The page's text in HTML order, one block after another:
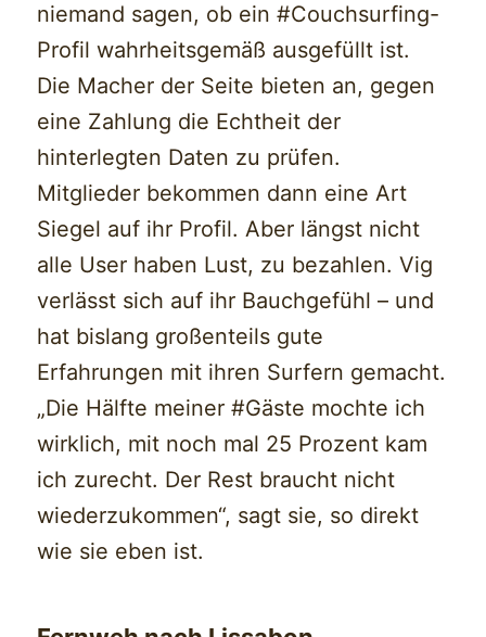
niemand sagen, ob ein #Couchsurfing-
Profil wahrheitsgemäß ausgefüllt ist.
Die Macher der Seite bieten an, gegen
eine Zahlung die Echtheit der
hinterlegten Daten zu prüfen.
Mitglieder bekommen dann eine Art
Siegel auf ihr Profil. Aber längst nicht
alle User haben Lust, zu bezahlen. Vig
verlässt sich auf ihr Bauchgefühl – und
hat bislang großenteils gute
Erfahrungen mit ihren Surfern gemacht.
„Die Hälfte meiner #Gäste mochte ich
wirklich, mit noch mal 25 Prozent kam
ich zurecht. Der Rest braucht nicht
wiederzukommen“, sagt sie, so direkt
wie sie eben ist.